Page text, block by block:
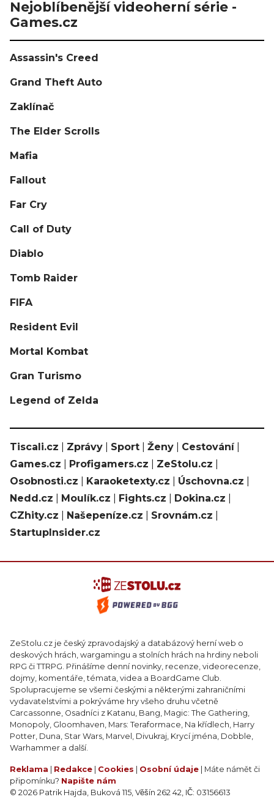
Nejoblíbenější videoherní série -
Games.cz
Assassin's Creed
Grand Theft Auto
Zaklínač
The Elder Scrolls
Mafia
Fallout
Far Cry
Call of Duty
Diablo
Tomb Raider
FIFA
Resident Evil
Mortal Kombat
Gran Turismo
Legend of Zelda
Tiscali.cz Zprávy Sport Ženy Cestování|
Games.cz
Profigamers.cz ZeStolu.cz
Osobnosti.cz
Karaoketexty.cz Úschovna.cz
Nedd.cz
Moulík.cz Fights.cz Dokina.cz
CZhity.cz
Našepeníze.cz Srovnám.cz
StartupInsider.cz
ZeStolu.cz je český zpravodajský a databázový herní web o
deskových hrách, wargamingu a stolních hrách na hrdiny neboli
RPG či TTRPG. Přinášíme denní novinky, recenze, videorecenze,
dojmy, komentáře, témata, videa a BoardGame Club.
Spolupracujeme se všemi českými a některými zahraničními
vydavatelstvími a pokrýváme hry všeho druhu včetně
Carcassonne, Osadníci z Katanu, Bang, Magic: The Gathering,
Monopoly, Gloomhaven, Mars: Teraformace, Na křídlech, Harry
Potter, Duna, Star Wars, Marvel, Divukraj, Krycí jména, Dobble,
Warhammer a další.
Reklama Redakce Cookies Osobní údaje | Máte námět či
připomínku? Napište nám
© 2026 Patrik Hajda, Buková 115, Věšín 262 42, IČ: 03156613